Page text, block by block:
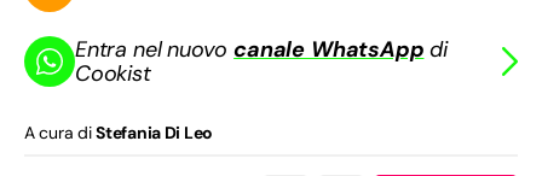
Entra nel nuovocanale WhatsApp di
Cookist
A cura diStefania Di Leo